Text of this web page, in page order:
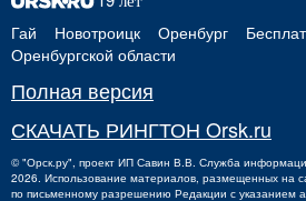
Гай Новотроицк Оренбург
Оренбургской области
Полная версия
СКАЧАТЬ РИНГТОН Orsk.ru
©"Орск.ру" , проект ИП Савин В.В. Служба
2026. Использование материалов, размещенных на
по письменному разрешению Редакции с указанием